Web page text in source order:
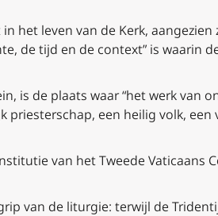
het leven van de Kerk, aangezien
de tijd en de context” is waarin
is de plaats waar “het werk van
priesterschap, een heilig volk, een
van het Tweede Vaticaans
van de liturgie: terwijl de